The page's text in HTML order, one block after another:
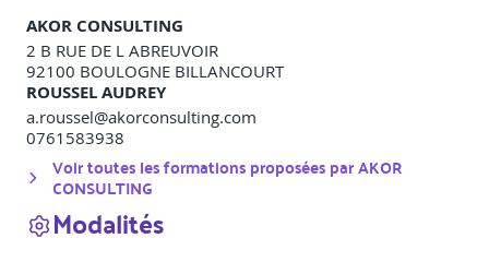
AKOR CONSULTING
2 B RUE DE L ABREUVOIR
92100 BOULOGNE BILLANCOURT
ROUSSEL AUDREY
a.roussel@akorconsulting.com
0761583938
Voir toutes les formations proposées parAKOR
CONSULTING
Modalités